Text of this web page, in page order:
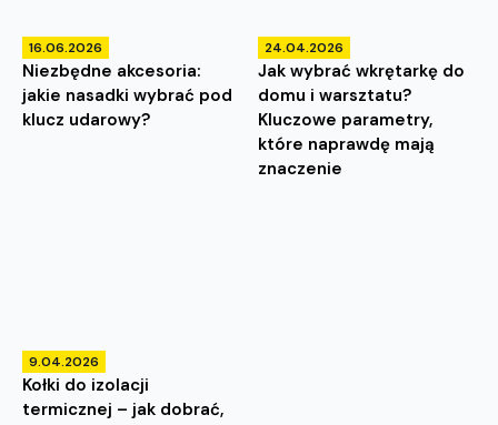
16.06.2026
Niezbędne akcesoria:
jakie nasadki wybrać pod
klucz udarowy?
24.04.2026
Jak wybrać wkrętarkę do
domu i warsztatu?
Kluczowe parametry,
które naprawdę mają
znaczenie
9.04.2026
Kołki do izolacji
termicznej – jak dobrać,